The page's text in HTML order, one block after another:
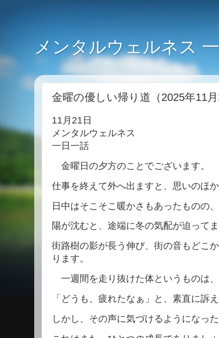
メンタルウェルネス
金曜の優しい帰り道（2025年11
11月21日
メンタルウェルネス
一日一話
金曜日の夕方のことでございます。
仕事を終えて外へ出ますと、思いのほ
日中はそこそこ暖かさもあったものの、
陽が沈むと、途端に冬の気配が迫って
街路樹の影が長う伸び、街の音もどこ
ります。
一週間を走り抜けた体というものは
「どうも、疲れたなぁ」と、素直に訴
しかし、その声に気づけるようになっ